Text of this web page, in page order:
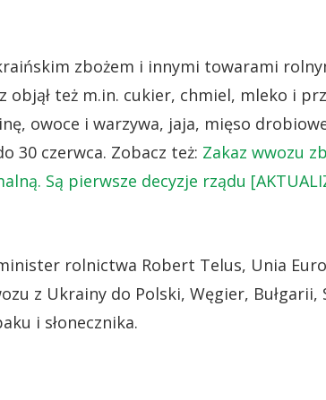
zbożem i innymi towarami
objął też m.in. cukier, chmiel, mleko i
owoce i warzywa, jaja, mięso
30 czerwca. Zobacz też: Zakaz wwozu
Są pierwsze decyzje rządu
rolnictwa Robert Telus, Unia
z Ukrainy do Polski, Węgier, Bułgarii,
i słonecznika.